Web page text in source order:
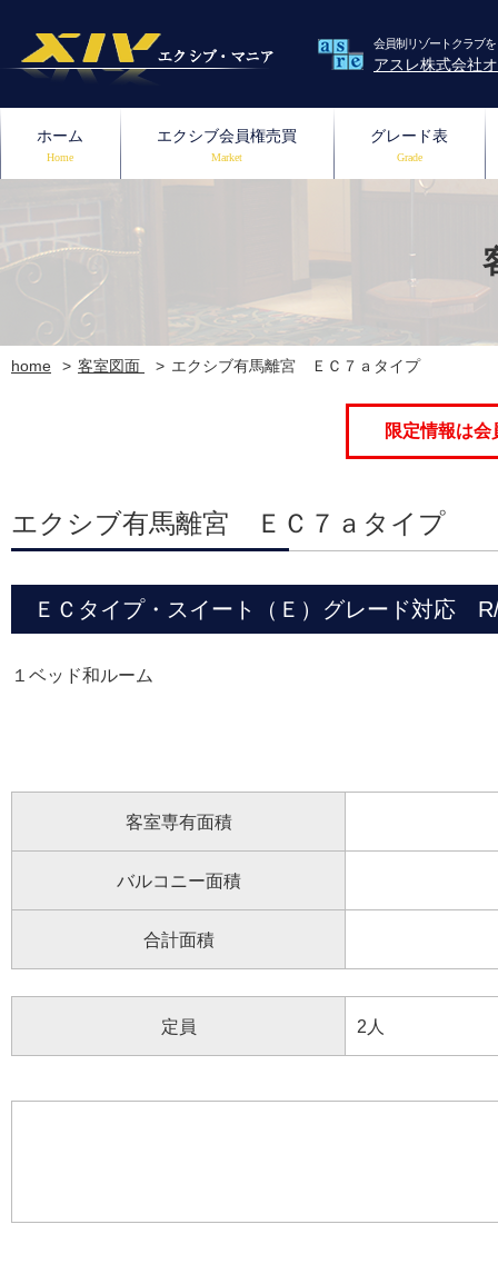
会員制リゾートクラブ
アスレ株式会社
ホーム
Home
エクシブ会員権売買
Market
グレード表
Grade
home 客室図面 エクシブ有馬離宮 ＥＣ７ａタイプ
限定情報は
エクシブ有馬離宮 ＥＣ７ａタイプ
ＥＣタイプ・スイート（Ｅ）グレード対応
１ベッド和ルーム
客室専有面積
バルコニー面積
合計面積
定員 2人